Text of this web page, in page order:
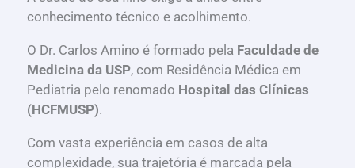
conhecimento técnico e acolhimento.
O Dr. Carlos Amino é formado pela Faculdade de
Medicina da USP, com Residência Médica em
Pediatria pelo renomado Hospital das Clínicas
(HCFMUSP).
Com vasta experiência em casos de alta
complexidade, sua trajetória é marcada pela